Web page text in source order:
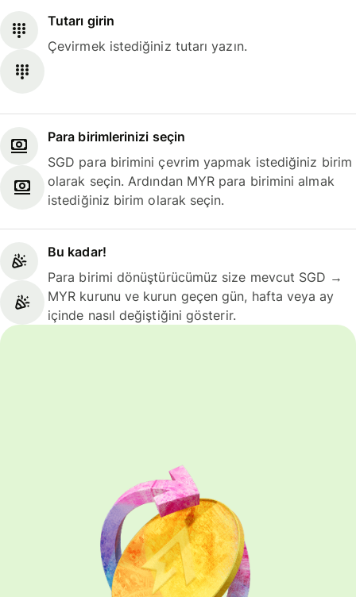
Tutarı girin
Çevirmek istediğiniz tutarı yazın.
Para birimlerinizi seçin
SGD para birimini çevrim yapmak istediğiniz birim
olarak seçin. Ardından MYR para birimini almak
istediğiniz birim olarak seçin.
Bu kadar!
Para birimi dönüştürücümüz size mevcut SGD →
MYR kurunu ve kurun geçen gün, hafta veya ay
içinde nasıl değiştiğini gösterir.